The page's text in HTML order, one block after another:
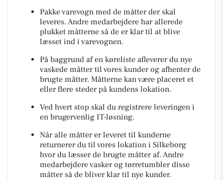
Pakke varevogn med de måtter der skal
leveres. Andre medarbejdere har allerede
plukket måtterne så de er klar til at blive
læsset ind i varevognen.
På baggrund af en køreliste afleverer du nye
vaskede måtter til vores kunder og afhenter de
brugte måtter. Måtterne kan være placeret et
eller flere steder på kundens lokation.
Ved hvert stop skal du registrere leveringen i
en brugervenlig IT-løsning.
Når alle måtter er leveret til kunderne
returnerer du til vores lokation i Silkeborg
hvor du læsser de brugte måtter af. Andre
medarbejdere vasker og tørretumbler disse
måtter så de bliver klar til nye kunder.